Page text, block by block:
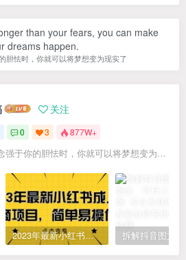
than your fears, you can make
dreams happen.
胆怯时，你就可以将梦想变为现实了
关注
0 3 877W+
当你的信念强于你的胆怯时，你就可以将梦想变为现实了
2023年最新小红书成人电商项目，简单易操作【详细教程】